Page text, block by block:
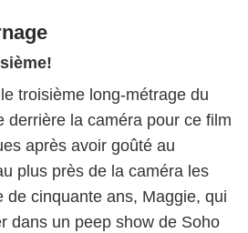
troisième long-métrage du
derrière la caméra pour ce film
après avoir goûté au
plus près de la caméra les
de cinquante ans, Maggie, qui
dans un peep show de Soho